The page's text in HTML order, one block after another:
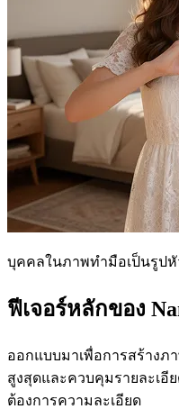
บุคคลในภาพทำมือเป็นรูปหั
ฟีเจอร์หลักของ
ออกแบบมาเพื่อการสร้าง
สูงสุดและควบคุมรายละเอี
ต้องการความละเอียด